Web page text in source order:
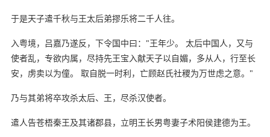
于是天子遣千秋与王太后弟摎乐将二千人往。
入粤境，吕嘉乃遂反，下令国中曰："王年少。 太后中国人，又与
使者乱，专欲内属，尽持先王宝入献天子以自媚，多从人，行至长
安，虏卖以为僮。 取自脱一时利，亡顾赵氏社稷为万世虑之意。"
乃与其弟将卒攻杀太后、王，尽杀汉使者。
遣人告苍梧秦王及其诸郡县，立明王长男粤妻子术阳侯建德为王。